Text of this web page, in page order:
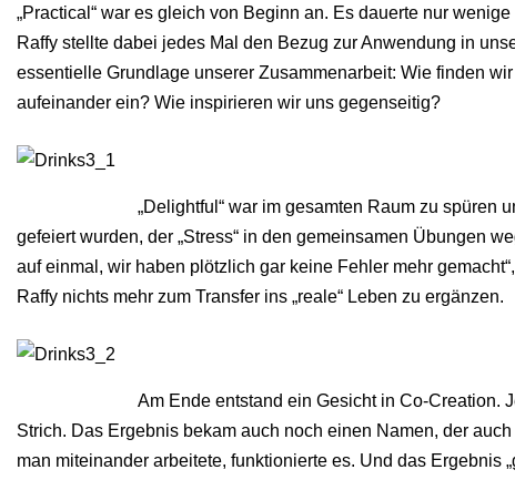
„Practical“ war es gleich von Beginn an. Es dauerte nur
Raffy stellte dabei jedes Mal den Bezug zur Anwendung in
essentielle Grundlage unserer Zusammenarbeit: Wie finden
aufeinander ein? Wie inspirieren wir uns gegenseitig?
„Delightful“ war im gesamten Raum zu spüren
gefeiert wurden, der „Stress“ in den gemeinsamen Übungen
auf einmal, wir haben plötzlich gar keine Fehler mehr
Raffy nichts mehr zum Transfer ins „reale“ Leben zu ergänzen.
Am Ende entstand ein Gesicht in Co-Creation.
Strich. Das Ergebnis bekam auch noch einen Namen, der
man miteinander arbeitete, funktionierte es. Und das Ergebnis